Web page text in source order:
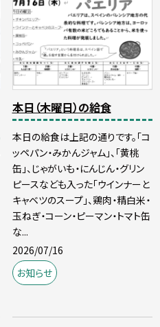
本日（木曜日）の給食
本日の給食は上記の通りです。「コ
ッペパン・みかんジャム」、「黄桃
缶」、じゃがいも・にんじん・グリン
ピースなども入った「ウインナーと
キャベツのスープ」、鶏肉・精白米・
玉ねぎ・コーン・ピーマン・トマト缶
な...
2026/07/16
お知らせ